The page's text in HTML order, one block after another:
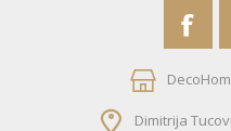
Dimitrija